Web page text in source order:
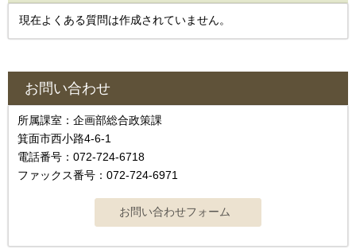
現在よくある質問は作成されていません。
お問い合わせ
所属課室：企画部総合政策課
箕面市西小路4‐6‐1
電話番号：072-724-6718
ファックス番号：072-724-6971